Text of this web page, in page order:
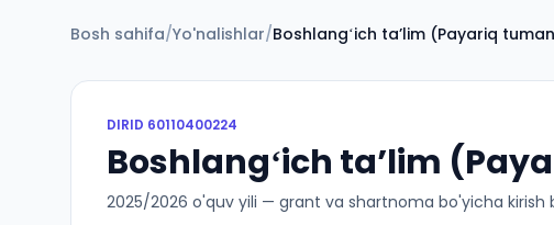
Bosh sahifa/Yo'nalishlar/Boshlangʻich taʼlim (Payariq
DIRID 60110400224
Boshlangʻich taʼlim
2025/2026 o'quv yili — grant va shartnoma bo'yicha kirish